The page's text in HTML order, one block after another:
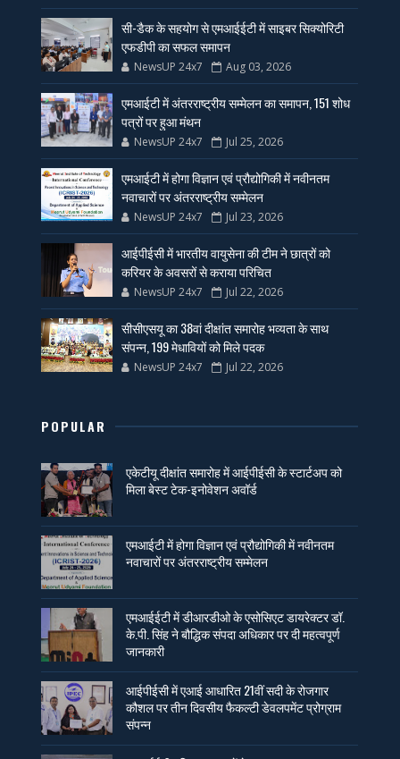
सी-डैक के सहयोग से एमआईईटी में साइबर सिक्योरिटी
एफडीपी का सफल समापन
NewsUP 24x7 Aug 03, 2026
एमआईटी में अंतरराष्ट्रीय सम्मेलन का समापन, 151 शोध
पत्रों पर हुआ मंथन
NewsUP 24x7 Jul 25, 2026
एमआईटी में होगा विज्ञान एवं प्रौद्योगिकी में नवीनतम
नवाचारों पर अंतरराष्ट्रीय सम्मेलन
NewsUP 24x7 Jul 23, 2026
आईपीईसी में भारतीय वायुसेना की टीम ने छात्रों को
करियर के अवसरों से कराया परिचित
NewsUP 24x7 Jul 22, 2026
सीसीएसयू का 38वां दीक्षांत समारोह भव्यता के साथ
संपन्न, 199 मेधावियों को मिले पदक
NewsUP 24x7 Jul 22, 2026
POPULAR
एकेटीयू दीक्षांत समारोह में आईपीईसी के स्टार्टअप को
मिला बेस्ट टेक-इनोवेशन अवॉर्ड
एमआईटी में होगा विज्ञान एवं प्रौद्योगिकी में नवीनतम
नवाचारों पर अंतरराष्ट्रीय सम्मेलन
एमआईईटी में डीआरडीओ के एसोसिएट डायरेक्टर डॉ.
के.पी. सिंह ने बौद्धिक संपदा अधिकार पर दी महत्वपूर्ण
जानकारी
आईपीईसी में एआई आधारित 21वीं सदी के रोजगार
कौशल पर तीन दिवसीय फैकल्टी डेवलपमेंट प्रोग्राम
संपन्न